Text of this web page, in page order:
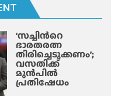
ഷ്ണ
വെ
ളി
പ്പെ
ടു
‘സച്ചിന്‍റെ
ഭാരതരത്ന
തിരിച്ചെടുക്കണം’;
വസതിക്ക്
മുൻപിൽ
പ്രതിഷേധം